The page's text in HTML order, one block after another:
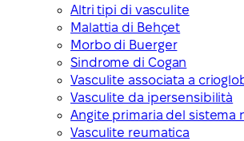
Altri tipi di vasculite
Malattia di Behçet
Morbo di Buerger
Sindrome di Cogan
Vasculite associata a
Vasculite da ipersensibilità
Angite primaria del sistema
Vasculite reumatica